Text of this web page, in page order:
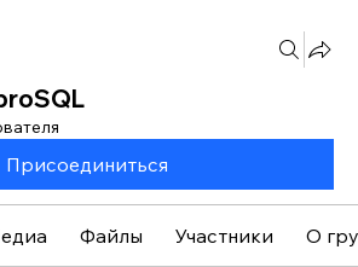
Присоединиться
Файлы Участники О